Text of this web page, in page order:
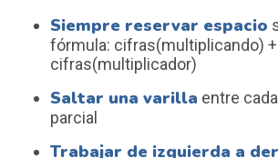
Siempre reservar espacio
fórmula: cifras(multiplicando) +
cifras(multiplicador)
Saltar una varilla entre
parcial
Trabajar de izquierda a